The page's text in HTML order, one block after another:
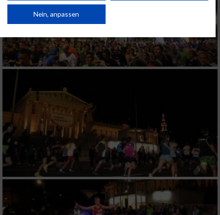
von Inhalten.
Daten können außerhalb der Europäischen Union weitergegeben und in die
Website/App.
Partnerliste anzeigen (1 IAB-Anbieter)
IAB-Verarbeitungszwecke:
Speichern von oder Zugriff auf Informationen
auf einem Endgerät
Verwendung reduzierter Daten zur Auswahl
von Werbeanzeigen
Erstellung von Profilen für personalisierte
Werbung
Verwendung von Profilen zur Auswahl
personalisierter Werbung
Nein, anpassen